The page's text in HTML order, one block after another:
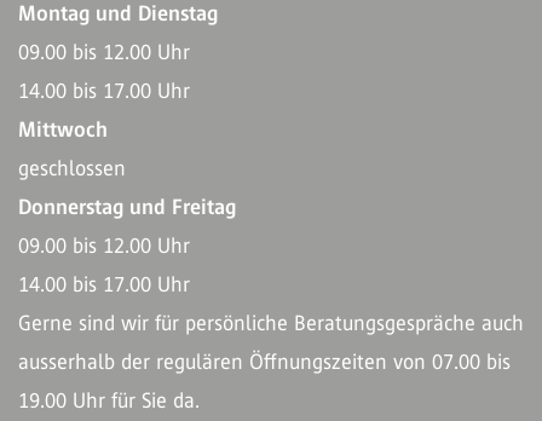
Montag und Dienstag
09.00 bis 12.00 Uhr
14.00 bis 17.00 Uhr
Mittwoch
geschlossen
Donnerstag und Freitag
09.00 bis 12.00 Uhr
14.00 bis 17.00 Uhr
Gerne sind wir für persönliche Beratungsgespräche auch
ausserhalb der regulären Öffnungszeiten von 07.00 bis
19.00 Uhr für Sie da.